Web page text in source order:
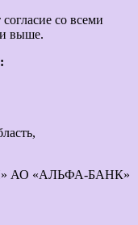
со всеми
выше.
АО «АЛЬФА-БАНК»